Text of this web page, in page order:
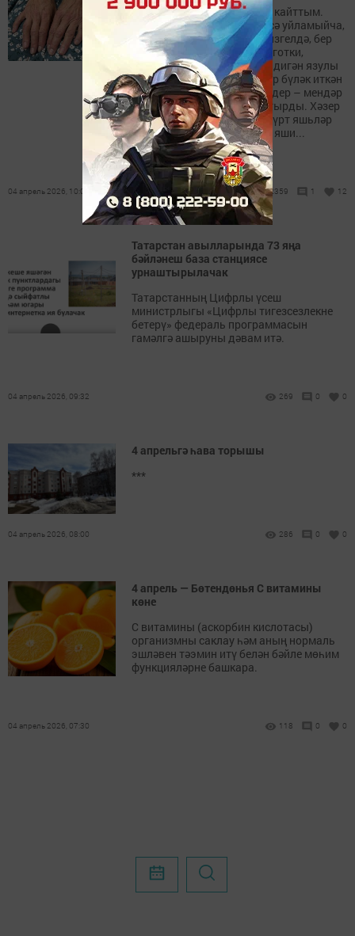
«Әнине яшәргә үземә алып кайттым.
Бөтенләйгә. Алдан бернәрсә уйламыйча,
планлаштырмыйча, бер мизгелдә, бер
пакет белән. Пакетта – колготки,
«Дөньядагы иң яхшы әби» дигән язулы
башмаклар (минем балалар бүләк иткән
иде), җылы халат һәм нигәдер – мендәр
тышы. Пакетны әни үзе тутырды. Хәзер
минем өйдә өч атна инде дүрт яшьләр
тирәсендәге карт кыз бала яши...
04 апрель 2026, 10:00 2359 1 12
Татарстан авылларында 73 яңа
бәйләнеш база станциясе
урнаштырылачак
Татарстанның Цифрлы үсеш
министрлыгы «Цифрлы тигезсезлекне
бетерү» федераль программасын
гамәлгә ашыруны дәвам итә.
04 апрель 2026, 09:32 269 0 0
4 апрельгә һава торышы
***
04 апрель 2026, 08:00 286 0 0
4 апрель — Бөтендөнья С витамины
көне
С витамины (аскорбин кислотасы)
организмны саклау һәм аның нормаль
эшләвен тәэмин итү белән бәйле мөһим
функцияләрне башкара.
04 апрель 2026, 07:30 118 0 0